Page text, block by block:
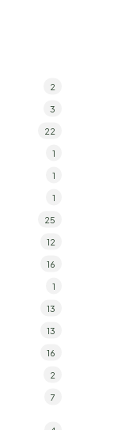
2
3
22
1
1
1
25
12
16
1
13
13
16
2
7